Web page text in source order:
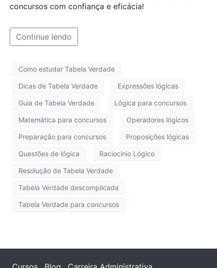
concursos com confiança e eficácia!
Continue lendo
Como estudar Tabela Verdade
Dicas de Tabela Verdade Expressões lógicas
Guia de Tabela Verdade Lógica para concursos
Matemática para concursos Operadores lógicos
Preparação para concursos Proposições lógicas
Questões de lógica Raciocinio Lógico
Resolução de Tabela Verdade
Tabela Verdade descomplicada
Tabela Verdade para concursos